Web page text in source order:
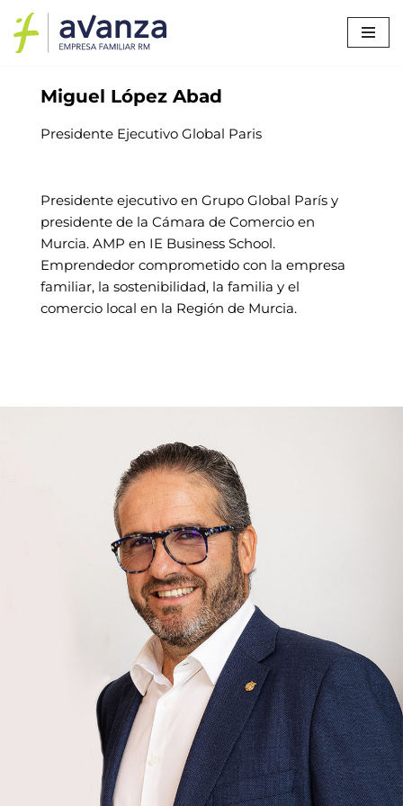
Saltar
contenido
Miguel López Abad
Presidente Ejecutivo Global Paris
Presidente ejecutivo en Grupo Global París y
presidente de la Cámara de Comercio en
Murcia. AMP en IE Business School.
Emprendedor comprometido con la empresa
familiar, la sostenibilidad, la familia y el
comercio local en la Región de Murcia.